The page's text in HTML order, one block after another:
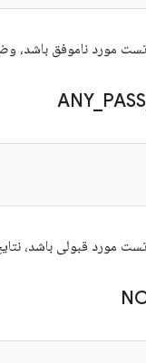
تست مورد ناموفق باشد،
ANY_ PASS
تست مورد قبولی باشد،